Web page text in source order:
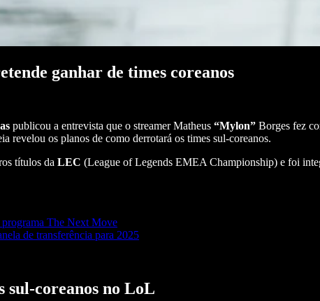
ganhar de times coreanos
publicou a entrevista que o streamer Matheus “Mylon” Borges fez
revelou os planos de como derrotará os times sul-coreanos.
títulos da LEC (League of Legends EMEA Championship) e foi
The Next Move
de transferência para 2025
sul-coreanos no LoL